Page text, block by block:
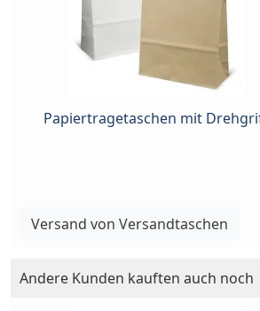
Papiertragetaschen mit
Versand von Versandtaschen
Andere Kunden kauften auch noch